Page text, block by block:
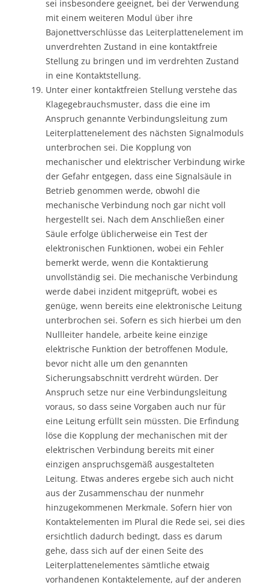
sei insbesondere geeignet, bei der Verwendung
mit einem weiteren Modul über ihre
Bajonettverschlüsse das Leiterplattenelement im
unverdrehten Zustand in eine kontaktfreie
Stellung zu bringen und im verdrehten Zustand
in eine Kontaktstellung.
Unter einer kontaktfreien Stellung verstehe das
Klagegebrauchsmuster, dass die eine im
Anspruch genannte Verbindungsleitung zum
Leiterplattenelement des nächsten Signalmoduls
unterbrochen sei. Die Kopplung von
mechanischer und elektrischer Verbindung wirke
der Gefahr entgegen, dass eine Signalsäule in
Betrieb genommen werde, obwohl die
mechanische Verbindung noch gar nicht voll
hergestellt sei. Nach dem Anschließen einer
Säule erfolge üblicherweise ein Test der
elektronischen Funktionen, wobei ein Fehler
bemerkt werde, wenn die Kontaktierung
unvollständig sei. Die mechanische Verbindung
werde dabei inzident mitgeprüft, wobei es
genüge, wenn bereits eine elektronische Leitung
unterbrochen sei. Sofern es sich hierbei um den
Nullleiter handele, arbeite keine einzige
elektrische Funktion der betroffenen Module,
bevor nicht alle um den genannten
Sicherungsabschnitt verdreht würden. Der
Anspruch setze nur eine Verbindungsleitung
voraus, so dass seine Vorgaben auch nur für
eine Leitung erfüllt sein müssten. Die Erfindung
löse die Kopplung der mechanischen mit der
elektrischen Verbindung bereits mit einer
einzigen anspruchsgemäß ausgestalteten
Leitung. Etwas anderes ergebe sich auch nicht
aus der Zusammenschau der nunmehr
hinzugekommenen Merkmale. Sofern hier von
Kontaktelementen im Plural die Rede sei, sei dies
ersichtlich dadurch bedingt, dass es darum
gehe, dass sich auf der einen Seite des
Leiterplattenelementes sämtliche etwaig
vorhandenen Kontaktelemente, auf der anderen